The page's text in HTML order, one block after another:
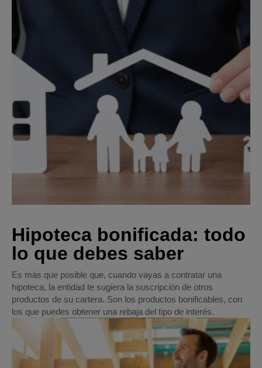
Hipoteca bonificada: todo
lo que debes saber
Es más que posible que, cuando vayas a contratar una
hipoteca, la entidad te sugiera la suscripción de otros
productos de su cartera. Son los productos bonificables, con
los que puedes obtener una rebaja del tipo de interés.